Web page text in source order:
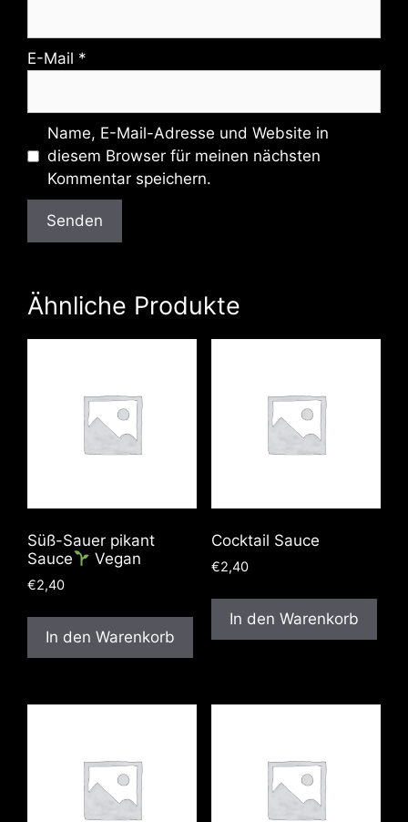
E-Mail *
Name, E-Mail-Adresse und Website in
diesem Browser für meinen nächsten
Kommentar speichern.
Ähnliche Produkte
Süß-Sauer pikant
Sauce
Vegan
€2,40
In den Warenkorb
Cocktail Sauce
€2,40
In den Warenkorb